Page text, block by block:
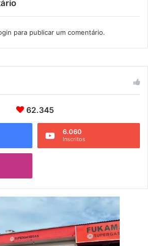
para publicar um comentário.
62.345
6.060
Inscritos